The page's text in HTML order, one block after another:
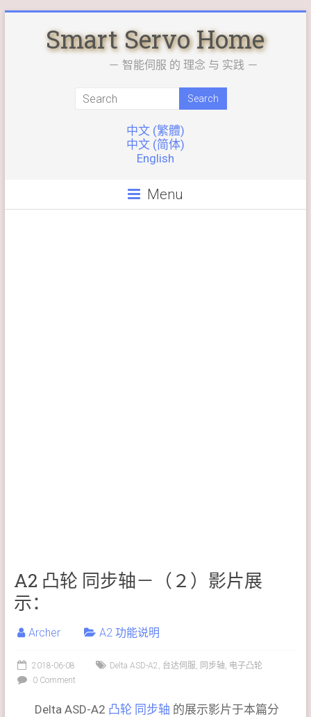
Smart Servo Home
－ 智能伺服 的 理念 与 实践 －
中文 (繁體)
中文 (简体)
English
Menu
A2 凸轮 同步轴－（２）影片展
示：
Archer A2 功能说明
2018-06-08 Delta ASD-A2 , 台达伺服, 同步轴, 电子凸轮
0 Comment
Delta ASD-A2 凸轮 同步轴 的展示影片于本篇分